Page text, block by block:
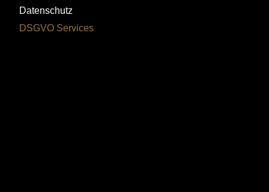
Datenschutz
DSGVO Services